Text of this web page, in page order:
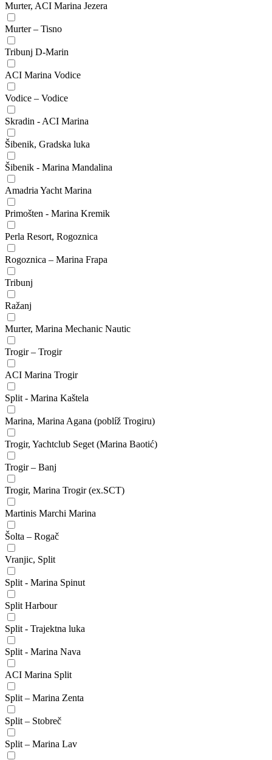
Murter, ACI Marina Jezera
Murter – Tisno
Tribunj D-Marin
ACI Marina Vodice
Vodice – Vodice
Skradin - ACI Marina
Šibenik, Gradska luka
Šibenik - Marina Mandalina
Amadria Yacht Marina
Primošten - Marina Kremik
Perla Resort, Rogoznica
Rogoznica – Marina Frapa
Tribunj
Ražanj
Murter, Marina Mechanic Nautic
Trogir – Trogir
ACI Marina Trogir
Split - Marina Kaštela
Marina, Marina Agana (poblíž Trogiru)
Trogir, Yachtclub Seget (Marina Baotić)
Trogir – Banj
Trogir, Marina Trogir (ex.SCT)
Martinis Marchi Marina
Šolta – Rogač
Vranjic, Split
Split - Marina Spinut
Split Harbour
Split - Trajektna luka
Split - Marina Nava
ACI Marina Split
Split – Marina Zenta
Split – Stobreč
Split – Marina Lav